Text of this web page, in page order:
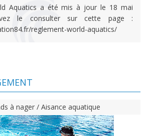
Aquatics a été mis à jour le 18 mai
le consulter sur cette page :
reglement-world-aquatics/
à nager / Aisance aquatique